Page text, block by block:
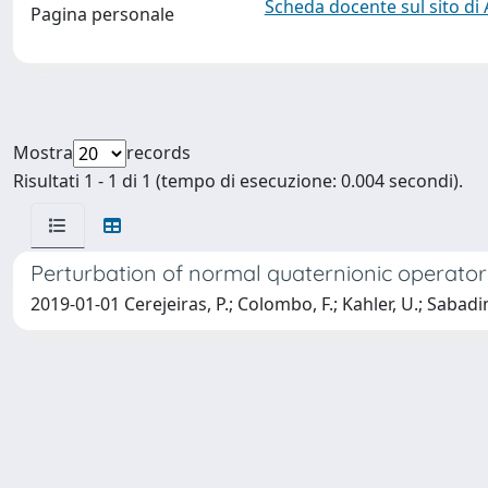
Pagina personale Scheda docente sul sito di
Mostra
records
Risultati 1 - 1 di 1 (tempo di esecuzione: 0.004 secondi).
Perturbation of normal quaternionic
2019-01-01 Cerejeiras, P.; Colombo, F.; Kahler, U.;